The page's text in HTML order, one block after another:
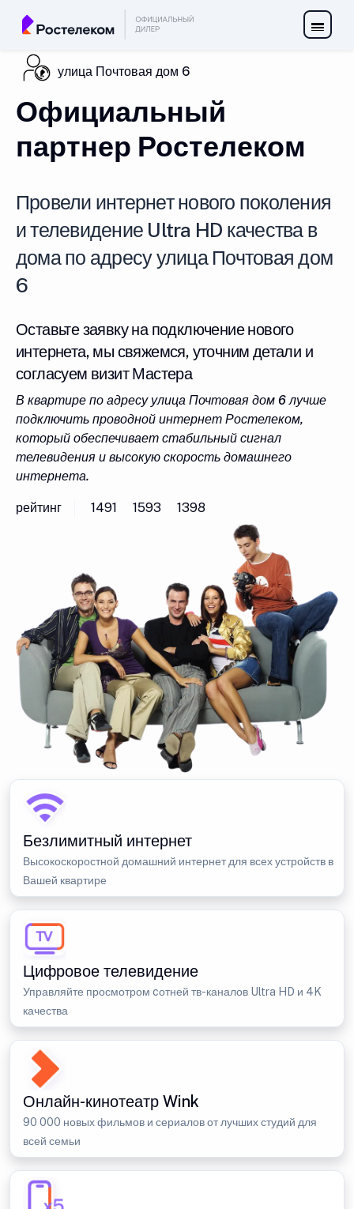
улица Почтовая дом 6
Официальный
партнер Ростелеком
Провели интернет нового поколения
и телевидение Ultra HD качества в
дома по адресу улица Почтовая дом
6
Оставьте заявку на подключение нового
интернета, мы свяжемся, уточним детали и
согласуем визит Мастера
В квартире по адресу улица Почтовая дом 6 лучше
подключить проводной интернет Ростелеком,
который обеспечивает стабильный сигнал
телевидения и высокую скорость домашнего
интернета.
рейтинг 1491 1593 1398
Безлимитный интернет
Высокоскоростной домашний интернет для всех устройств в
Вашей квартире
Цифровое телевидение
Управляйте просмотром cотней тв-каналов Ultra HD и 4K
качества
Онлайн-кинотеатр Wink
90 000 новых фильмов и сериалов от лучших студий для
всей семьи